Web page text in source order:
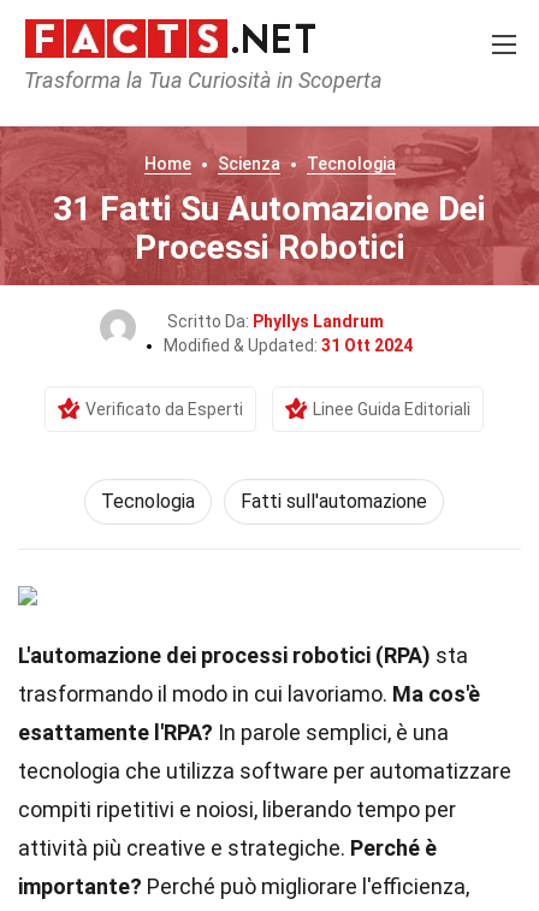
Trasforma la Tua Curiosità in Scoperta
Home Scienza Tecnologia
31 Fatti Su Automazione Dei
Processi Robotici
Scritto Da: Phyllys Landrum
Modified & Updated: 31 Ott 2024
Verificato da Esperti Linee Guida Editoriali
Tecnologia Fatti sull'automazione
L'automazione dei processi robotici (RPA) sta
trasformando il modo in cui lavoriamo. Ma cos'è
esattamente l'RPA? In parole semplici, è una
tecnologia che utilizza software per automatizzare
compiti ripetitivi e noiosi, liberando tempo per
attività più creative e strategiche. Perché è
importante? Perché può migliorare l'efficienza,